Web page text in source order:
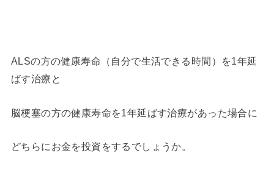
ALSの方の健康寿命（自分で生活できる時間）を1年延
ばす治療と
脳梗塞の方の健康寿命を1年延ばす治療があった場合に
どちらにお金を投資をするでしょうか。